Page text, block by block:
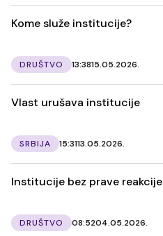
Kome služe institucije?
DRUŠTVO 13:3815.05.2026.
Vlast urušava institucije
SRBIJA 15:3113.05.2026.
Institucije bez prave reakcije
DRUŠTVO 08:5204.05.2026.